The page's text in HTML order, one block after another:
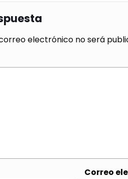
electrónico no será
Correo